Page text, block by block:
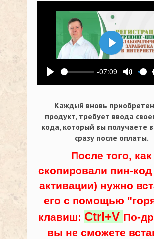
Воспроизвести
-07:09
Каждый вновь
продукт, требует ввода
кода, который вы получаете
сразу после оплаты.
После того, как
скопировали пин-
активации) нужно
его с помощью
клавиш: Ctrl+V По-
вы не сможете